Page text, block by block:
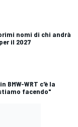
nomi di chi andrà
il 2027
BMW-WRT c'è la
facendo"